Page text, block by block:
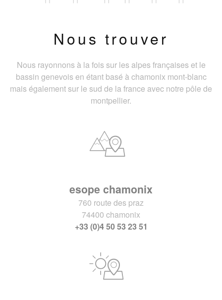
Nous trouver
Nous rayonnons à la fois sur les alpes françaises et le
bassin genevois en étant basé à chamonix mont-blanc
mais également sur le sud de la france avec notre pôle de
montpellier.
esope chamonix
760 route des praz
74400 chamonix
+33 (0)4 50 53 23 51